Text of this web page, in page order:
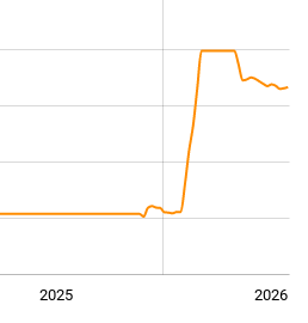
2025 2026